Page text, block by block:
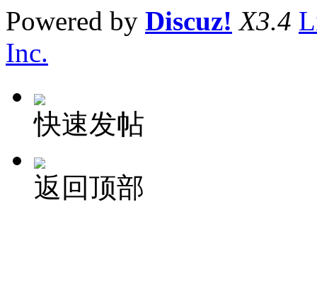
Powered by Discuz! X3.4
Inc.
快速发帖
返回顶部